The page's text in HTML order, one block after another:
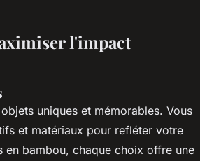
l'impact
uniques et mémorables. Vous
et matériaux pour refléter votre
en bambou, chaque choix offre une